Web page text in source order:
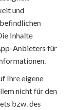
und
Inhalte
Anbieters für
Ihre eigene
nicht für den
bzw. des